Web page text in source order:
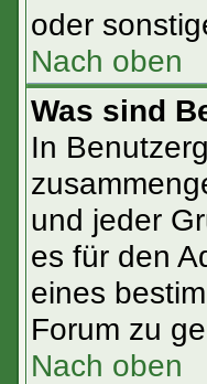
oder
Nach oben
Was sind
In
und jeder
es für den
eines
Forum zu
Nach oben